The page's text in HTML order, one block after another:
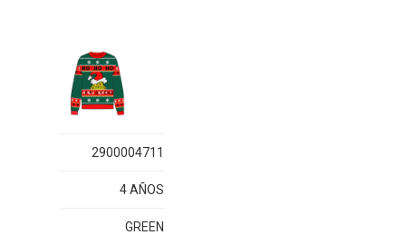
2900004711
4 AÑOS
GREEN